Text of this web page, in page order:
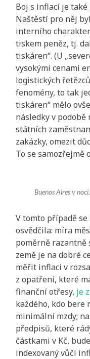
Boj s inflací je
Naštěstí pro něj
interního
tiskem peněz, tj.
tiskáren“. (U
vysokými cenami
logistických
fenomény, to tak
tiskáren“ mělo
následky v
státních
zakázky, omezit
To se samozřejmě
Buenos Aires v
V tomto případě
osvědčila: míra
poměrně razantně
země je na dobré
měřit inflaci v
z opatření, které
finanční otřesy, je
každého, kdo bere
minimální mzdy;
předpisů, které
částkami v Kč,
indexovaný vůči